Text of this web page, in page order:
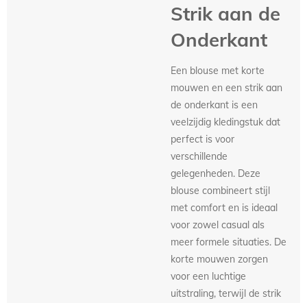
Strik aan de
Onderkant
Een blouse met korte
mouwen en een strik aan
de onderkant is een
veelzijdig kledingstuk dat
perfect is voor
verschillende
gelegenheden. Deze
blouse combineert stijl
met comfort en is ideaal
voor zowel casual als
meer formele situaties. De
korte mouwen zorgen
voor een luchtige
uitstraling, terwijl de strik